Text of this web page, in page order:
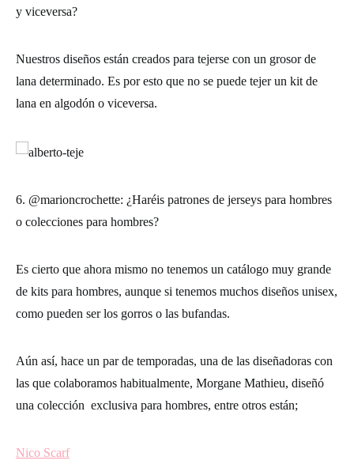
y viceversa?
Nuestros diseños están creados para tejerse con un grosor de
lana determinado. Es por esto que no se puede tejer un kit de
lana en algodón o viceversa.
6. @marioncrochette: ¿Haréis patrones de jerseys para hombres
o colecciones para hombres?
Es cierto que ahora mismo no tenemos un catálogo muy grande
de kits para hombres, aunque si tenemos muchos diseños unisex,
como pueden ser los gorros o las bufandas.
Aún así, hace un par de temporadas, una de las diseñadoras con
las que colaboramos habitualmente, Morgane Mathieu, diseñó
una colección exclusiva para hombres, entre otros están;
Nico Scarf